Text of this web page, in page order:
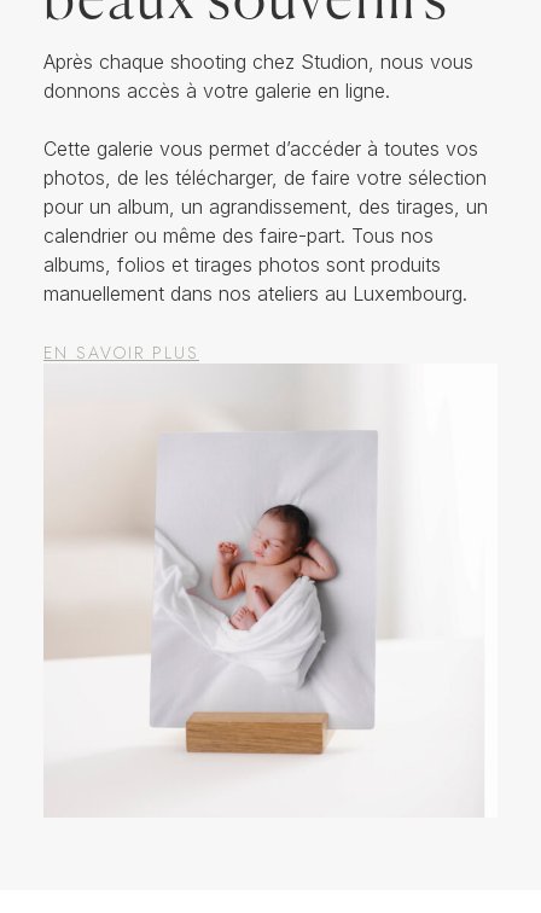
Après chaque shooting chez Studion, nous vous
donnons accès à votre galerie en ligne.
Cette galerie vous permet d’accéder à toutes vos
photos, de les télécharger, de faire votre sélection
pour un album, un agrandissement, des tirages, un
calendrier ou même des faire-part. Tous nos
albums, folios et tirages photos sont produits
manuellement dans nos ateliers au Luxembourg.
EN SAVOIR PLUS